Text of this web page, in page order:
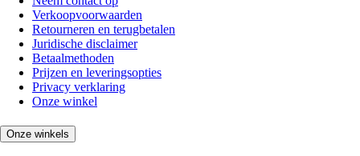
Verkoopvoorwaarden
Retourneren en terugbetalen
Juridische disclaimer
Betaalmethoden
Prijzen en leveringsopties
Privacy verklaring
Onze winkel
Onze winkels